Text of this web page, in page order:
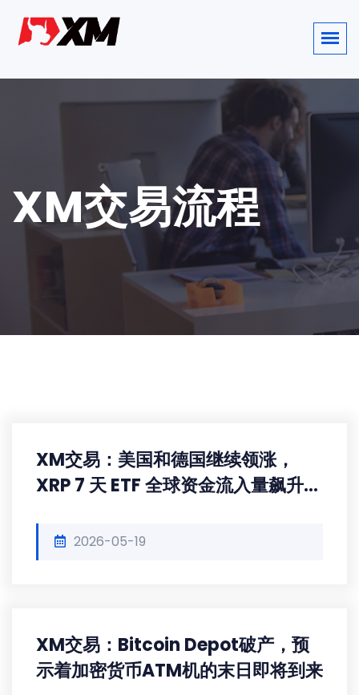
XM交易流程
XM交易：美国和德国继续领涨，
XRP 7 天 ETF 全球资金流入量飙升
2026-05-19
XM交易：Bitcoin Depot破产，预
示着加密货币ATM机的末日即将到来